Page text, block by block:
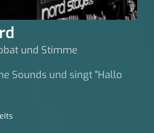
und Stimme
Sounds und singt "Hallo